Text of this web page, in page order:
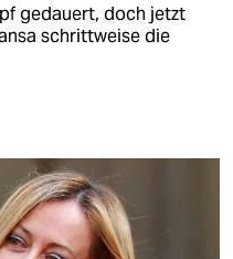
gedauert, doch jetzt
schrittweise die